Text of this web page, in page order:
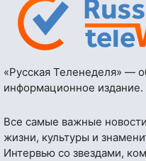
«Русская Теленеделя» —
информационное издание.
Все самые важные
жизни, культуры и
Интервью со звездами,